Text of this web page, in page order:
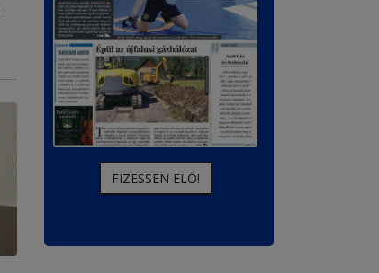
FIZESSEN ELŐ!